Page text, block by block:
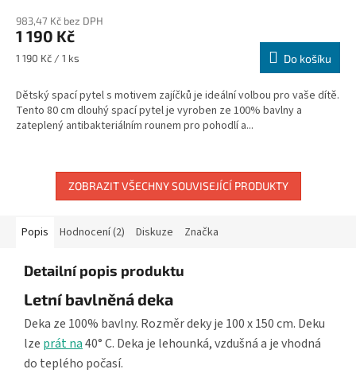
983,47 Kč bez DPH
1 190 Kč
Měrná
1 190 Kč / 1 ks Do košíku
Dětský spací pytel s motivem zajíčků je ideální volbou pro vaše dítě.
Tento 80 cm dlouhý spací pytel je vyroben ze 100% bavlny a
zateplený antibakteriálním rounem pro pohodlí a...
ZOBRAZIT VŠECHNY SOUVISEJÍCÍ PRODUKTY
Popis Hodnocení (2) Diskuze Značka
Detailní popis produktu
Letní bavlněná deka
Deka ze 100% bavlny. Rozměr deky je 100 x 150 cm. Deku
lze prát na40° C. Deka je lehounká, vzdušná a je vhodná
do teplého počasí.